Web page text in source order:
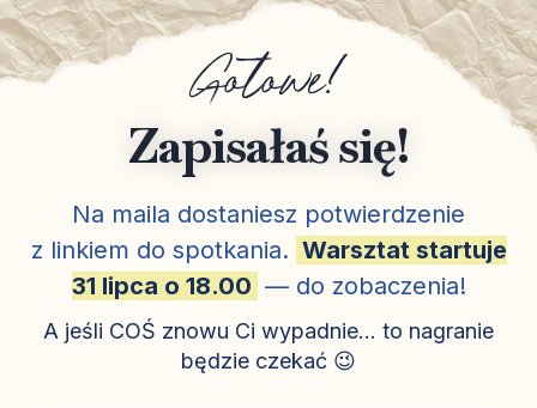
Gotowe!
Zapisałaś się!
Na maila dostaniesz potwierdzenie
z linkiem do spotkania. Warsztat startuje
31 lipca o 18.00 — do zobaczenia!
A jeśli COŚ znowu Ci wypadnie… to nagranie
będzie czekać 😉